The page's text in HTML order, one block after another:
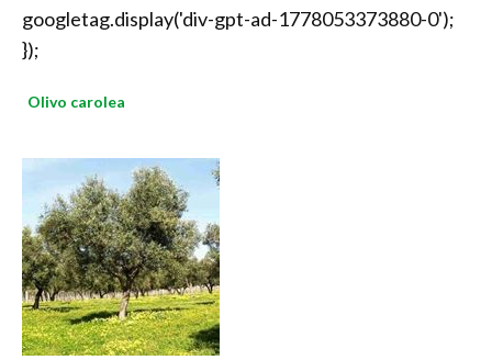
googletag.display('div-gpt-ad-1778053373880-0');
});
Olivo carolea